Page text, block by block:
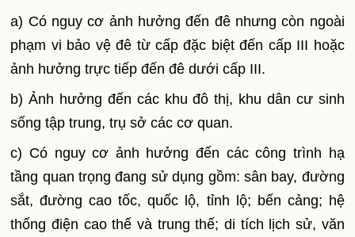
a) Có nguy cơ ảnh hưởng đến đê nhưng còn ngoài
phạm vi bảo vệ đê từ cấp đặc biệt đến cấp III hoặc
ảnh hưởng trực tiếp đến đê dưới cấp III.
b) Ảnh hưởng đến các khu đô thị, khu dân cư sinh
sống tập trung, trụ sở các cơ quan.
c) Có nguy cơ ảnh hưởng đến các công trình hạ
tầng quan trọng đang sử dụng gồm: sân bay, đường
sắt, đường cao tốc, quốc lộ, tỉnh lộ; bến cảng; hệ
thống điện cao thế và trung thế; di tích lịch sử, văn